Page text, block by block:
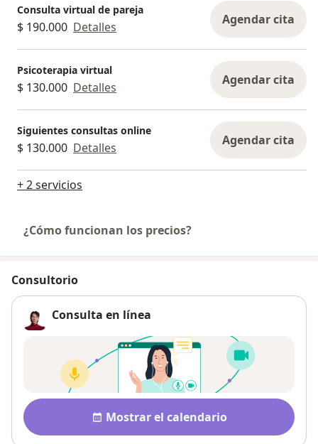
Consulta virtual de pareja
$ 190.000 Detalles Agendar cita
Psicoterapia virtual
$ 130.000 Detalles Agendar cita
Siguientes consultas online
$ 130.000 Detalles Agendar cita
+ 2 servicios
¿Cómo funcionan los precios?
Consultorio
Consulta en línea
Disponibilidad
Mostrar el calendario